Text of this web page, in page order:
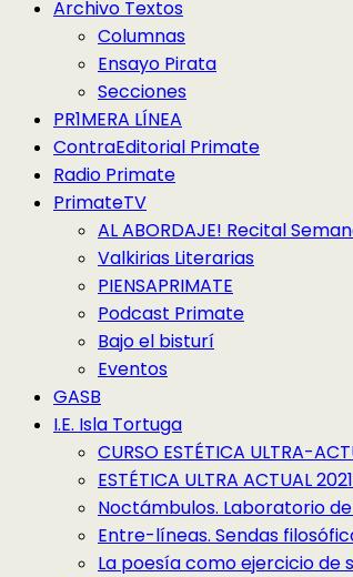
Archivo Textos
Columnas
Ensayo Pirata
Secciones
PR1MERA LÍNEA
ContraEditorial Primate
Radio Primate
PrimateTV
AL ABORDAJE! Recital
Valkirias Literarias
PIENSAPRIMATE
Podcast Primate
Bajo el bisturí
Eventos
GASB
I.E. Isla Tortuga
CURSO ESTÉTICA ULTRA-
ESTÉTICA ULTRA ACTUAL
Noctámbulos. Laboratorio
Entre-líneas. Sendas
La poesía como ejercicio de